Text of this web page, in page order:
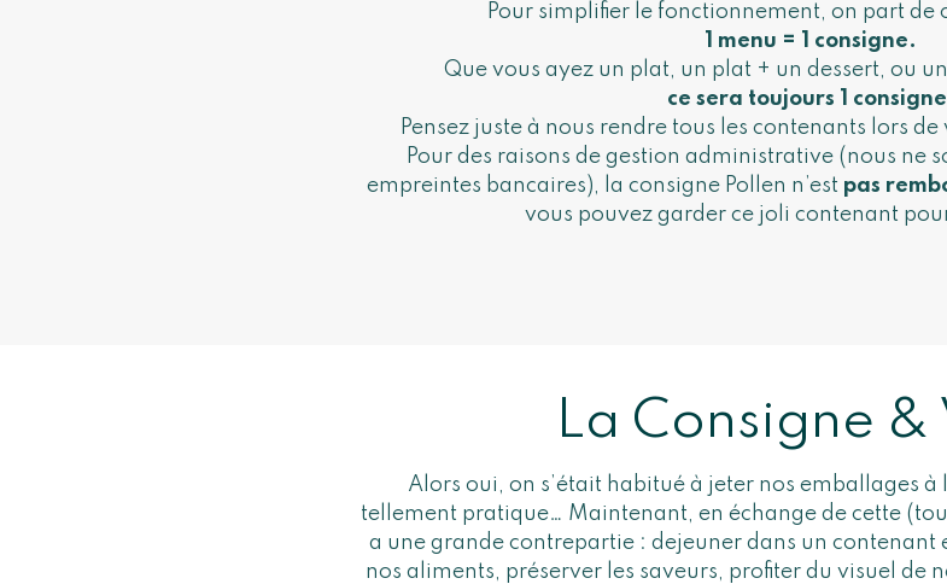
Pour simplifier le fonctionnement, on part de
1 menu = 1 consigne.
Que vous ayez un plat, un plat + un dessert, ou
ce sera toujours 1
Pensez juste à nous rendre tous les contenants lors
Pour des raisons de gestion administrative (nous ne
empreintes bancaires), la consigne Pollen n’est pas
vous pouvez garder ce joli contenant
La Consigne &
Alors oui, on s’était habitué à jeter nos emballages à
tellement pratique… Maintenant, en échange de cette
a une grande contrepartie : dejeuner dans un contenant
nos aliments, préserver les saveurs, profiter du visuel de